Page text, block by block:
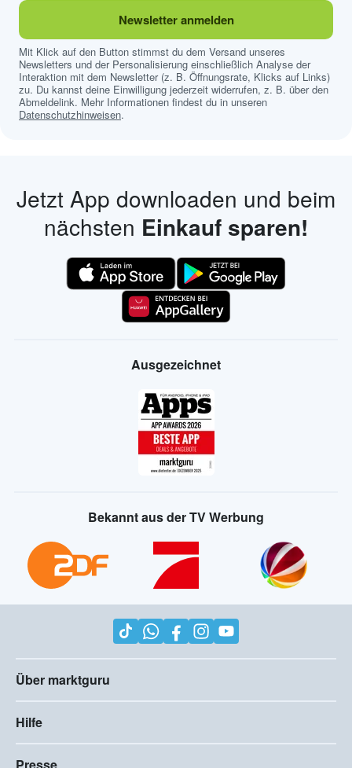
Newsletter anmelden
Mit Klick auf den Button stimmst du dem Versand unseres
Newsletters und der Personalisierung einschließlich Analyse der
Interaktion mit dem Newsletter (z. B. Öffnungsrate, Klicks auf Links)
zu. Du kannst deine Einwilligung jederzeit widerrufen, z. B. über den
Abmeldelink. Mehr Informationen findest du in unseren
Datenschutzhinweisen.
Jetzt App downloaden und beim
nächsten Einkauf sparen!
Ausgezeichnet
Bekannt aus der TV Werbung
Über marktguru
Hilfe